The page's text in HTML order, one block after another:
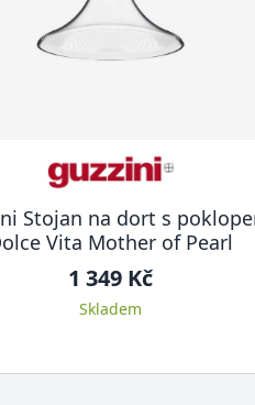
Stojan na dort s
Vita Mother of Pearl
1 349 Kč
Skladem